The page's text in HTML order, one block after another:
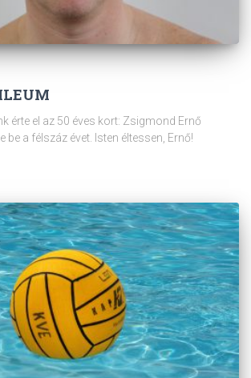
érte el az 50 éves kort: Zsigmond Ernő
be a félszáz évet. Isten éltessen, Ernő!